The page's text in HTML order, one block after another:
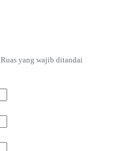
Ruas yang wajib ditandai